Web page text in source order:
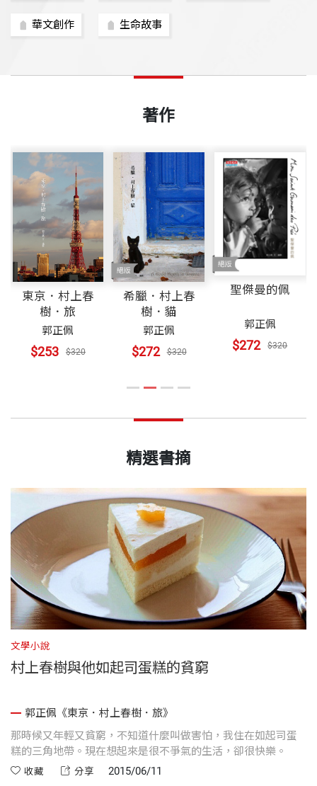
華文創作 生命故事
著作
東京．村上春
樹．旅
郭正佩
$253 $320
希臘．村上春
樹．貓
郭正佩
$272 $320
聖傑曼的佩
郭正佩
$272 $320
精選書摘
文學小說
村上春樹與他如起司蛋糕的貧窮
郭正佩《東京．村上春樹．旅》
那時候又年輕又貧窮，不知道什麼叫做害怕，我住在如起司蛋
糕的三角地帶。現在想起來是很不爭氣的生活，卻很快樂。
收藏 分享 2015/06/11